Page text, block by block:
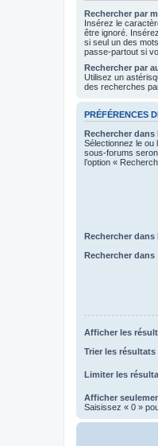
Rechercher par
Insérez le
être ignoré.
si seul un des
passe-partout si
Rechercher par
Utilisez un
des recherches
PRÉFÉRENCES
Rechercher dans
Sélectionnez le
sous-forums
l’option «
Rechercher
Rechercher dans
Afficher les
Trier les résultats
Limiter les
Afficher
Saisissez « 0 »